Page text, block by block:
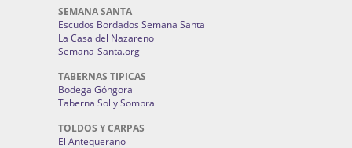
ROPA Y UNIFORMIDAD LABORAL
Ropa Laboral TXB
SEMANA SANTA
La Casa del Nazareno
Semana-Santa.org
Bodega Góngora
Taberna Sol y Sombra